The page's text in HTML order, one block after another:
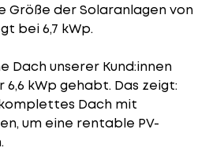
Größe der Solaranlagenvon
bei 6,7 kWp.
Dach unserer Kund:innen
kWp gehabt. Das zeigt:
Dach mit
um eine rentable PV-